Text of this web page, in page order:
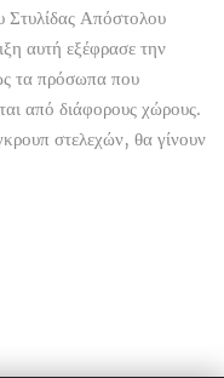
Στυλίδας Απόστολου
αυτή εξέφρασε την
τα πρόσωπα που
από διάφορους χώρους.
στελεχών, θα γίνουν